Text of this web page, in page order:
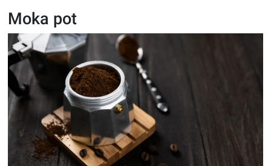
Moka pot